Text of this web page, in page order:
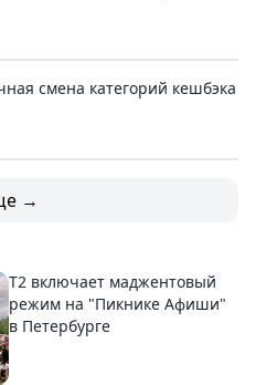
смена категорий кешбэка
→
Т2 включает маджентовый
режим на "Пикнике Афиши"
в Петербурге